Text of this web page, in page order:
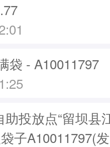
袋 - A10011797
投放点“留坝县
子A10011797(